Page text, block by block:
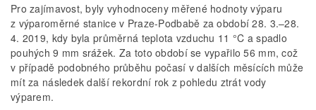
Pro zajímavost, byly vyhodnoceny měřené hodnoty výparu
z výparoměrné stanice v Praze-Podbabě za období 28. 3.–28.
4. 2019, kdy byla průměrná teplota vzduchu 11 °C a spadlo
pouhých 9 mm srážek. Za toto období se vypařilo 56 mm, což
v případě podobného průběhu počasí v dalších měsících může
mít za následek další rekordní rok z pohledu ztrát vody
výparem.